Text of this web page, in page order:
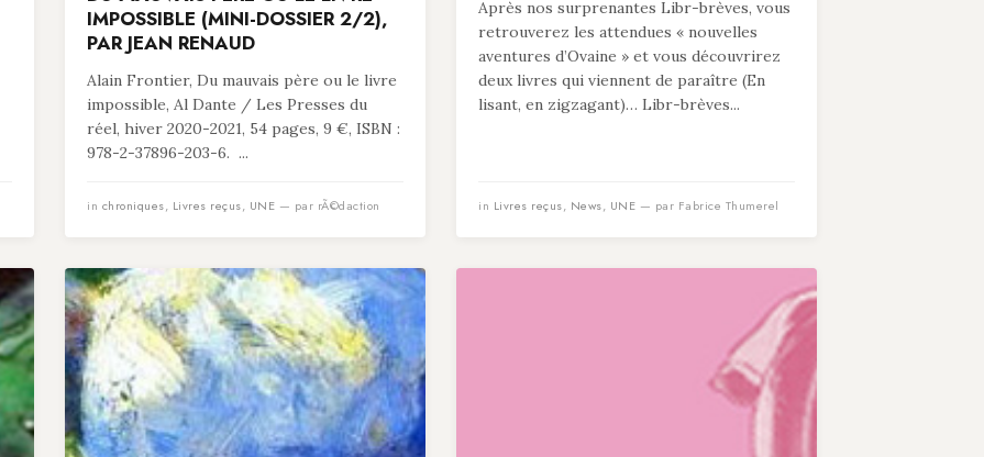
IMPOSSIBLE (MINI-DOSSIER 2/2),
PAR JEAN RENAUD
Alain Frontier, Du mauvais père ou le livre
impossible, Al Dante / Les Presses du
réel, hiver 2020-2021, 54 pages, 9 €, ISBN :
978-2-37896-203-6. ...
in chroniques, Livres reçus, UNE — par rÃ©daction
Après nos surprenantes Libr-brèves, vous
retrouverez les attendues « nouvelles
aventures d’Ovaine » et vous découvrirez
deux livres qui viennent de paraître (En
lisant, en zigzagant)… Libr-brèves...
in Livres reçus, News, UNE — par Fabrice Thumerel